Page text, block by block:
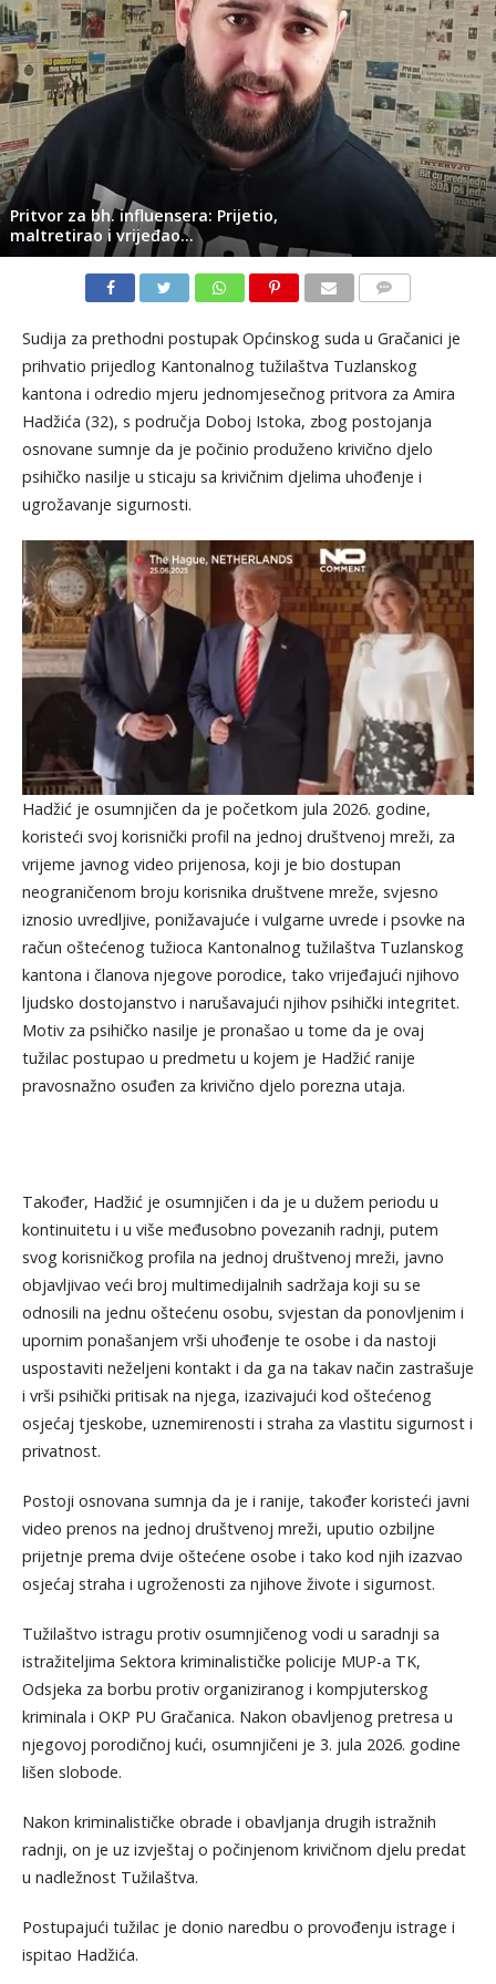
Pritvor za bh. influensera: Prijetio,
maltretirao i vrijeđao…
Sudija za prethodni postupak Općinskog suda u Gračanici je
prihvatio prijedlog Kantonalnog tužilaštva Tuzlanskog
kantona i odredio mjeru jednomjesečnog pritvora za Amira
Hadžića (32), s područja Doboj Istoka, zbog postojanja
osnovane sumnje da je počinio produženo krivično djelo
psihičko nasilje u sticaju sa krivičnim djelima uhođenje i
ugrožavanje sigurnosti.
Hadžić je osumnjičen da je početkom jula 2026. godine,
koristeći svoj korisnički profil na jednoj društvenoj mreži, za
vrijeme javnog video prijenosa, koji je bio dostupan
neograničenom broju korisnika društvene mreže, svjesno
iznosio uvredljive, ponižavajuće i vulgarne uvrede i psovke na
račun oštećenog tužioca Kantonalnog tužilaštva Tuzlanskog
kantona i članova njegove porodice, tako vrijeđajući njihovo
ljudsko dostojanstvo i narušavajući njihov psihički integritet.
Motiv za psihičko nasilje je pronašao u tome da je ovaj
tužilac postupao u predmetu u kojem je Hadžić ranije
pravosnažno osuđen za krivično djelo porezna utaja.
Također, Hadžić je osumnjičen i da je u dužem periodu u
kontinuitetu i u više međusobno povezanih radnji, putem
svog korisničkog profila na jednoj društvenoj mreži, javno
objavljivao veći broj multimedijalnih sadržaja koji su se
odnosili na jednu oštećenu osobu, svjestan da ponovljenim i
upornim ponašanjem vrši uhođenje te osobe i da nastoji
uspostaviti neželjeni kontakt i da ga na takav način zastrašuje
i vrši psihički pritisak na njega, izazivajući kod oštećenog
osjećaj tjeskobe, uznemirenosti i straha za vlastitu sigurnost i
privatnost.
Postoji osnovana sumnja da je i ranije, također koristeći javni
video prenos na jednoj društvenoj mreži, uputio ozbiljne
prijetnje prema dvije oštećene osobe i tako kod njih izazvao
osjećaj straha i ugroženosti za njihove živote i sigurnost.
Tužilaštvo istragu protiv osumnjičenog vodi u saradnji sa
istražiteljima Sektora kriminalističke policije MUP-a TK,
Odsjeka za borbu protiv organiziranog i kompjuterskog
kriminala i OKP PU Gračanica. Nakon obavljenog pretresa u
njegovoj porodičnoj kući, osumnjičeni je 3. jula 2026. godine
lišen slobode.
Nakon kriminalističke obrade i obavljanja drugih istražnih
radnji, on je uz izvještaj o počinjenom krivičnom djelu predat
u nadležnost Tužilaštva.
Postupajući tužilac je donio naredbu o provođenju istrage i
ispitao Hadžića.